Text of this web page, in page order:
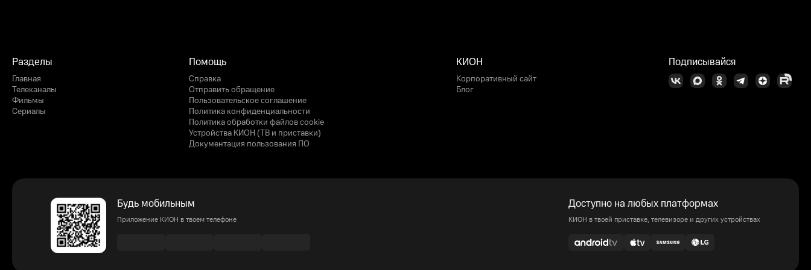
Разделы
Главная
Телеканалы
Фильмы
Сериалы
Помощь
Справка
Отправить обращение
Пользовательское соглашение
Политика конфиденциальности
Политика обработки файлов cookie
Устройства КИОН (ТВ и приставки)
Документация пользования ПО
КИОН
Корпоративный сайт
Блог
Подписывайся
Будь мобильным
Приложение КИОН в твоем телефоне
Доступно на любых платформах
КИОН в твоей приставке, телевизоре и других устройствах